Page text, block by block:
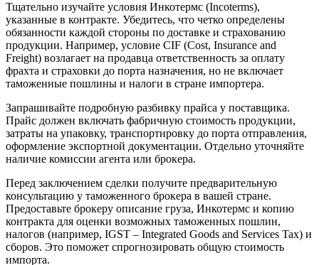
Тщательно изучайте условия Инкотермс (Incoterms),
указанные в контракте. Убедитесь, что четко определены
обязанности каждой стороны по доставке и страхованию
продукции. Например, условие CIF (Cost, Insurance and
Freight) возлагает на продавца ответственность за оплату
фрахта и страховки до порта назначения, но не включает
таможенные пошлины и налоги в стране импортера.
Запрашивайте подробную разбивку прайса у поставщика.
Прайс должен включать фабричную стоимость продукции,
затраты на упаковку, транспортировку до порта отправления,
оформление экспортной документации. Отдельно уточняйте
наличие комиссии агента или брокера.
Перед заключением сделки получите предварительную
консультацию у таможенного брокера в вашей стране.
Предоставьте брокеру описание груза, Инкотермс и копию
контракта для оценки возможных таможенных пошлин,
налогов (например, IGST – Integrated Goods and Services Tax) и
сборов. Это поможет спрогнозировать общую стоимость
импорта.